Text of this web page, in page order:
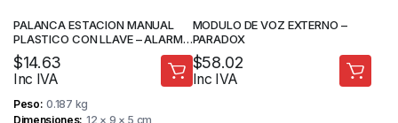
PALANCA ESTACION MANUAL
PLASTICO CON LLAVE – ALARMA
INCENDIO – STV
$14.63
Inc IVA
Peso 0.187 kg
Dimensiones 12 × 9 × 5 cm
MODULO DE VOZ EXTERNO –
PARADOX
$58.02
Inc IVA